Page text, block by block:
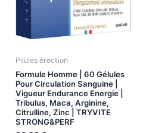
Pilules érection
Formule Homme | 60 Gélules
Pour Circulation Sanguine |
Vigueur Endurance Energie |
Tribulus, Maca, Arginine,
Citrulline, Zinc | TRYVITE
STRONG&PERF